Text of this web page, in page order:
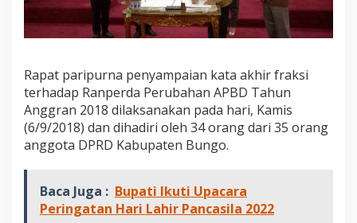
Rapat paripurna penyampaian kata akhir fraksi
terhadap Ranperda Perubahan APBD Tahun
Anggran 2018 dilaksanakan pada hari, Kamis
(6/9/2018) dan dihadiri oleh 34 orang dari 35 orang
anggota DPRD Kabupaten Bungo.
Baca Juga : Bupati Ikuti Upacara
Peringatan Hari Lahir Pancasila 2022